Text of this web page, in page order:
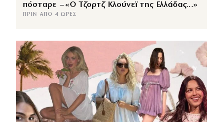
πόσταρε – «Ο Τζορτζ Κλούνεϊ της Ελλάδας…»
ΠΡΙΝ ΑΠΌ 4 ΏΡΕΣ